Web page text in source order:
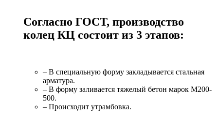
Согласно ГОСТ, производство
колец КЦ состоит из 3 этапов:
– В специальную форму закладывается стальная
арматура.
– В форму заливается тяжелый бетон марок М200-
500.
– Происходит утрамбовка.